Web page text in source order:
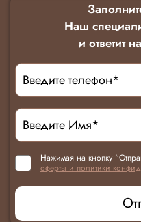
Наш
и ответит
Нажимая на кнопку
оферты и политики